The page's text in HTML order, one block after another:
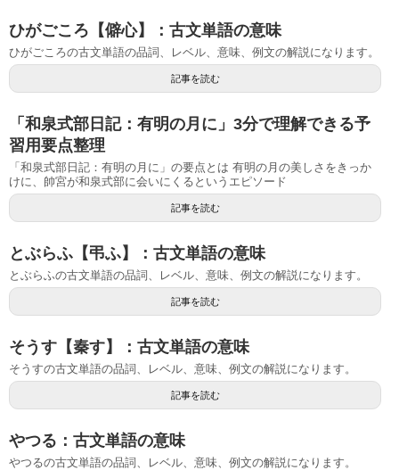
ひがごころ【僻心】：古文単語の意味
ひがごころの古文単語の品詞、レベル、意味、例文の解説になります。
記事を読む
「和泉式部日記：有明の月に」3分で理解できる予
習用要点整理
「和泉式部日記：有明の月に」の要点とは 有明の月の美しさをきっか
けに、帥宮が和泉式部に会いにくるというエピソード
記事を読む
とぶらふ【弔ふ】：古文単語の意味
とぶらふの古文単語の品詞、レベル、意味、例文の解説になります。
記事を読む
そうす【秦す】：古文単語の意味
そうすの古文単語の品詞、レベル、意味、例文の解説になります。
記事を読む
やつる：古文単語の意味
やつるの古文単語の品詞、レベル、意味、例文の解説になります。